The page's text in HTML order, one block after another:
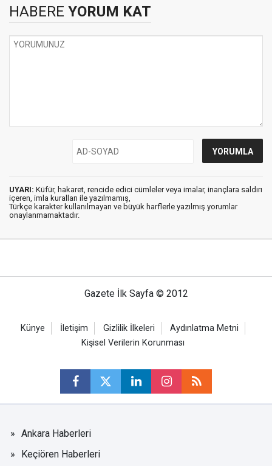
HABERE YORUM KAT
UYARI: Küfür, hakaret, rencide edici cümleler veya imalar, inançlara saldırı
içeren, imla kuralları ile yazılmamış,
Türkçe karakter kullanılmayan ve büyük harflerle yazılmış yorumlar
onaylanmamaktadır.
Gazete İlk Sayfa © 2012
Künye İletişim Gizlilik İlkeleri
Aydınlatma Metni
Kişisel Verilerin Korunması
Ankara Haberleri
Keçiören Haberleri